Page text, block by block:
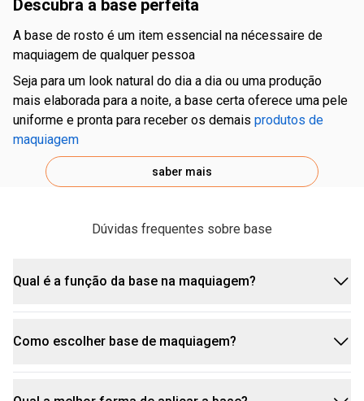
descubra a base perfeita
a base de rosto é um item essencial na nécessaire de
maquiagem de qualquer pessoa
seja para um look natural do dia a dia ou uma produção
mais elaborada para a noite, a base certa oferece uma pele
uniforme e pronta para receber os demais produtos de
maquiagem
saber mais
para peles oleosas:
Dúvidas frequentes sobre base
Qual é a função da base na maquiagem?
A base uniformiza o tom da pele, disfarça
manchas, olheiras e outras marquinhas, deixando a
Como escolher base de maquiagem?